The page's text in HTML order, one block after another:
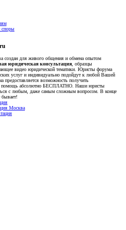
споры
создан для живого общения и обмена опытом
юридическая консультация , образцы
видео юридической тематики. Юристы форума
услуг и индивидуально подойдут к любой Вашей
предоставляется возможность получить
помощь абсолютно БЕСПЛАТНО. Наши юристы
с любым, даже самым сложным вопросом. В конце
бывает!
Москва